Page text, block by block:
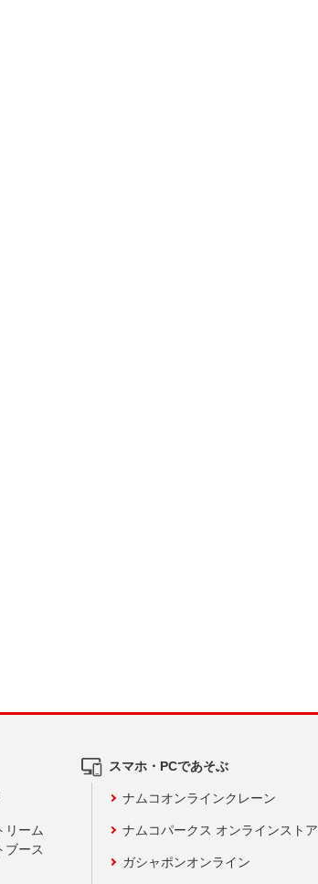
リーム
ブース
スマホ・PCであそぶ
ナムコオンラインクレーン
ナムコパークス オンラインストア
ガシャポンオンライン